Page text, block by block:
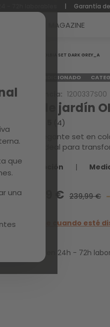
que
una
| Garantía
MAGAZINE
OLBIA SET DARK GREY_A
REACONDICIONADO
Referencia: 1200337S00
Set de jardín
(4)
Este elegante set en
mesa, ideal para
Descripción |
199,99 € 239,99 €
Avísame cuando esté
Entrega en 24h - 72h